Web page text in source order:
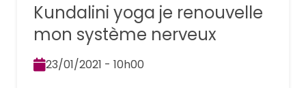
Kundalini yoga je renouvelle
mon système nerveux
23/01/2021 - 10h00